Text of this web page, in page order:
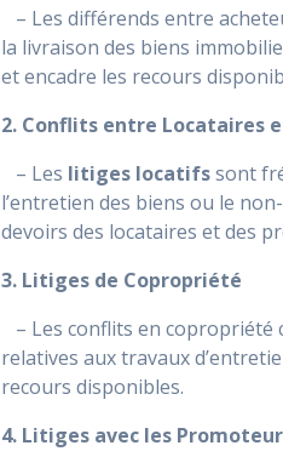
– Les différends entre
la livraison des biens
et encadre les recours
2. Conflits entre Locataires
– Les litiges locatifssont
l’entretien des biens ou le
devoirs des locataires et des
3. Litiges de Copropriété
– Les conflits en copropriété
relatives aux travaux
recours disponibles.
4. Litiges avec les